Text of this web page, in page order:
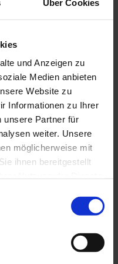
Über Cookies
und Anzeigen zu
Medien anbieten
Website zu
Informationen zu Ihrer
unsere Partner für
weiter. Unsere
möglicherweise mit
ihnen bereitgestellt
haben, wird
die Sie an die
möchten
Finanzierung in
eines
am besten.